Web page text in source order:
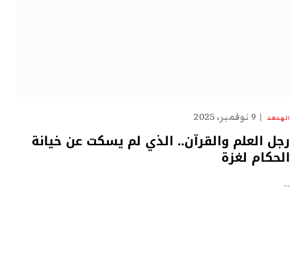
الهدهد 9 نوفمبر، 2025
رجل العلم والقرآن.. الذي لم يسكت عن خيانة
الحكام لغزة
…